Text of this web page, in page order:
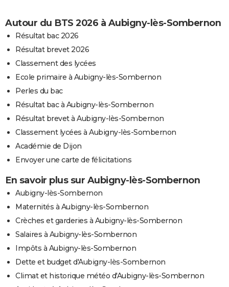
Autour du BTS 2026 à Aubigny-lès-Sombernon
Résultat bac 2026
Résultat brevet 2026
Classement des lycées
Ecole primaire à Aubigny-lès-Sombernon
Perles du bac
Résultat bac à Aubigny-lès-Sombernon
Résultat brevet à Aubigny-lès-Sombernon
Classement lycées à Aubigny-lès-Sombernon
Académie de Dijon
Envoyer une carte de félicitations
En savoir plus sur Aubigny-lès-Sombernon
Aubigny-lès-Sombernon
Maternités à Aubigny-lès-Sombernon
Crèches et garderies à Aubigny-lès-Sombernon
Salaires à Aubigny-lès-Sombernon
Impôts à Aubigny-lès-Sombernon
Dette et budget d'Aubigny-lès-Sombernon
Climat et historique météo d'Aubigny-lès-Sombernon